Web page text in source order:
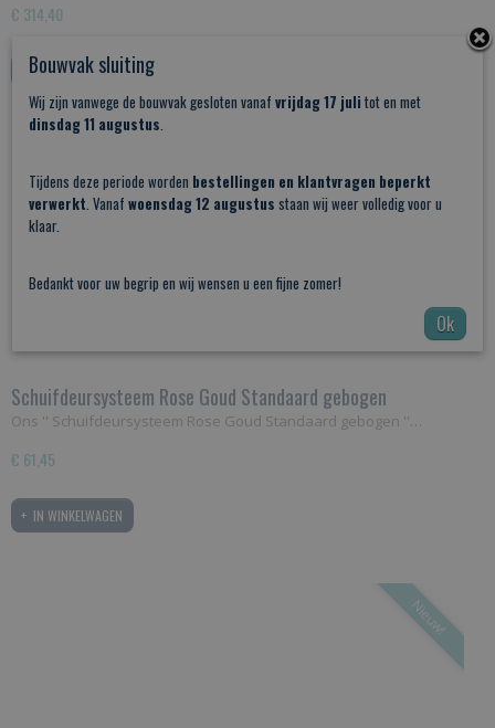
€ 314,40
IN WINKELWAGEN
Nieuw
Schuifdeursysteem Rose Goud Standaard gebogen
Ons '' Schuifdeursysteem Rose Goud Standaard gebogen ''…
€ 61,45
IN WINKELWAGEN
Nieuw!
Bouwvak sluiting
Wij zijn vanwege de bouwvak gesloten vanaf vrijdag 17 juli tot en met
dinsdag 11 augustus.
Tijdens deze periode worden bestellingen en klantvragen beperkt
verwerkt. Vanaf woensdag 12 augustus staan wij weer volledig voor u
klaar.
Bedankt voor uw begrip en wij wensen u een fijne zomer!
Ok